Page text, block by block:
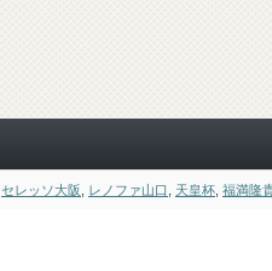
セレッソ大阪 レノファ山口 天皇杯 福満隆